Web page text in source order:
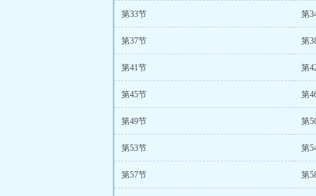
第33节 第
第37节 第
第41节 第
第45节 第
第49节 第
第53节 第
第57节 第